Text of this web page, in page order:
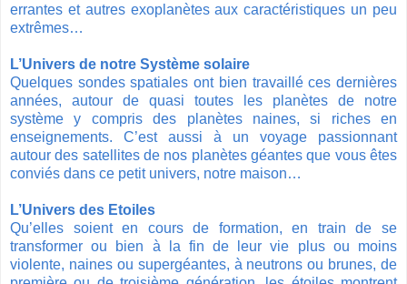
errantes et autres exoplanètes aux caractéristiques un peu
extrêmes…
L’Univers de notre Système solaire
Quelques sondes spatiales ont bien travaillé ces dernières
années, autour de quasi toutes les planètes de notre
système y compris des planètes naines, si riches en
enseignements. C’est aussi à un voyage passionnant
autour des satellites de nos planètes géantes que vous êtes
conviés dans ce petit univers, notre maison…
L’Univers des Etoiles
Qu’elles soient en cours de formation, en train de se
transformer ou bien à la fin de leur vie plus ou moins
violente, naines ou supergéantes, à neutrons ou brunes, de